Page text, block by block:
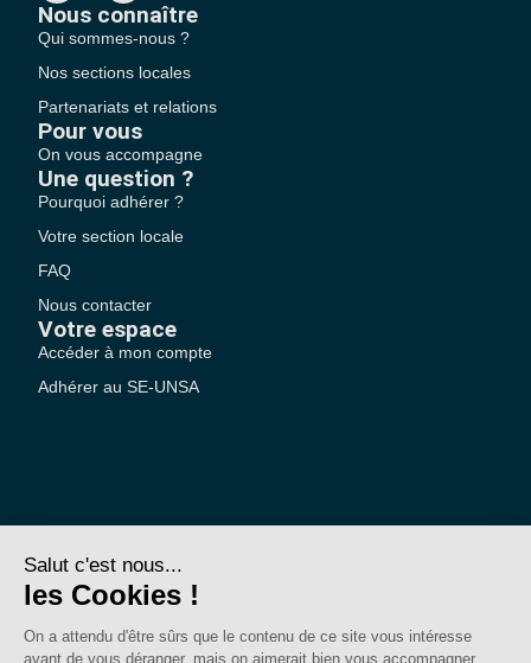
Nous connaître
Qui sommes-nous ?
Nos sections locales
Partenariats et relations
Pour vous
On vous accompagne
Une question ?
Pourquoi adhérer ?
Votre section locale
FAQ
Nous contacter
Votre espace
Accéder à mon compte
Adhérer au SE-UNSA
SE-Unsa est un syndicat de l’UNSA